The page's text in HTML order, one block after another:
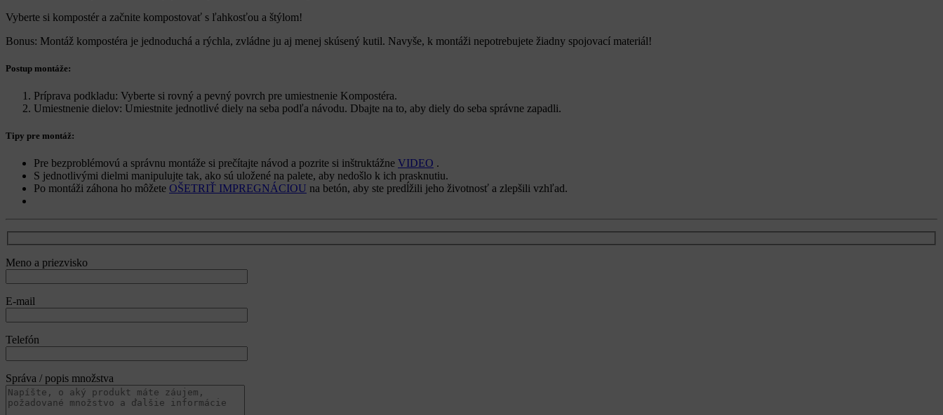
Vyberte si kompostér a začnite kompostovať s ľahkosťou a štýlom!
Bonus: Montáž kompostéra je jednoduchá a rýchla, zvládne ju aj menej skúsený kutil. Navyše, k montáži nepotrebujete žiadny spojovací materiál!
Postup montáže:
Príprava podkladu: Vyberte si rovný a pevný povrch pre umiestnenie Kompostéra.
Umiestnenie dielov: Umiestnite jednotlivé diely na seba podľa návodu. Dbajte na to, aby diely do seba správne zapadli.
Tipy pre montáž:
Pre bezproblémovú a správnu montáže si prečítajte návod a pozrite si inštruktážne VIDEO .
S jednotlivými dielmi manipulujte tak, ako sú uložené na palete, aby nedošlo k ich prasknutiu.
Po montáži záhona ho môžete OŠETRIŤ IMPREGNÁCIOU na betón, aby ste predĺžili jeho životnosť a zlepšili vzhľad.
Meno a priezvisko
E-mail
Telefón
Správa / popis množstva